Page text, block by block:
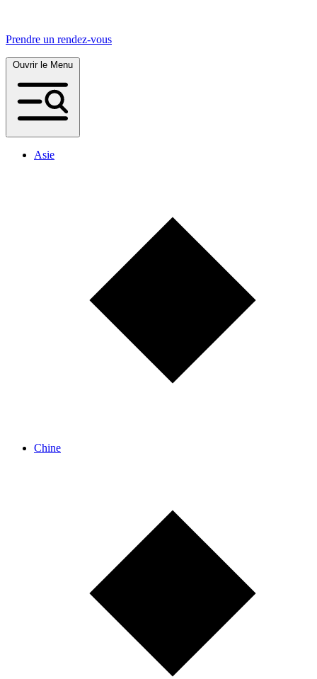
Prendre un rendez-vous
Asie
Chine